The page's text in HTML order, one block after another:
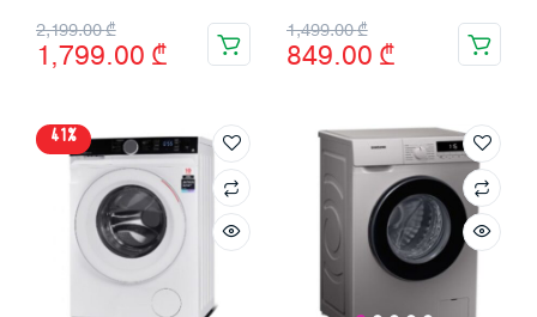
2,199.00₾
Original
price
2,199.00 ₾.
1,799.00 ₾
Current
price
1,799.00 ₾.
1,499.00₾
Original
price
1,499.00 ₾.
849.00 ₾
Current
price
849.00 ₾.
41%